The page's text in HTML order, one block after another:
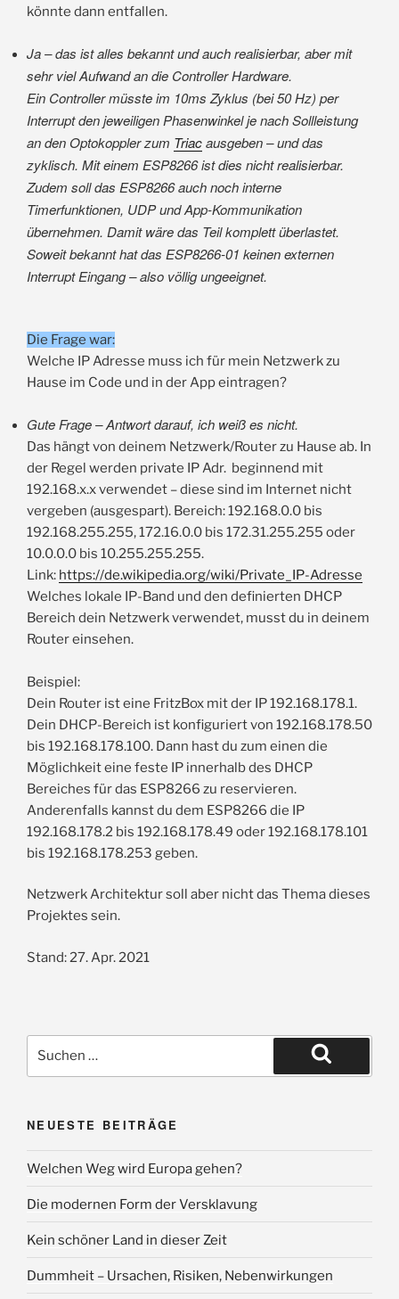
könnte dann entfallen.
Ja – das ist alles bekannt und auch realisierbar, aber mit
sehr viel Aufwand an die Controller Hardware.
Ein Controller müsste im 10ms Zyklus (bei 50 Hz) per
Interrupt den jeweiligen Phasenwinkel je nach Sollleistung
an den Optokoppler zum Triacausgeben – und das
zyklisch. Mit einem ESP8266 ist dies nicht realisierbar.
Zudem soll das ESP8266 auch noch interne
Timerfunktionen, UDP und App-Kommunikation
übernehmen. Damit wäre das Teil komplett überlastet.
Soweit bekannt hat das ESP8266-01 keinen externen
Interrupt Eingang – also völlig ungeeignet.
Die Frage war:
Welche IP Adresse muss ich für mein Netzwerk zu
Hause im Code und in der App eintragen?
Gute Frage – Antwort darauf, ich weiß es nicht.
Das hängt von deinem Netzwerk/Router zu Hause ab. In
der Regel werden private IP Adr. beginnend mit
192.168.x.x verwendet – diese sind im Internet nicht
vergeben (ausgespart). Bereich: 192.168.0.0 bis
192.168.255.255, 172.16.0.0 bis 172.31.255.255 oder
10.0.0.0 bis 10.255.255.255.
Link: https://de.wikipedia.org/wiki/Private_IP-Adresse
Welches lokale IP-Band und den definierten DHCP
Bereich dein Netzwerk verwendet, musst du in deinem
Router einsehen.
Beispiel:
Dein Router ist eine FritzBox mit der IP 192.168.178.1.
Dein DHCP-Bereich ist konfiguriert von 192.168.178.50
bis 192.168.178.100. Dann hast du zum einen die
Möglichkeit eine feste IP innerhalb des DHCP
Bereiches für das ESP8266 zu reservieren.
Anderenfalls kannst du dem ESP8266 die IP
192.168.178.2 bis 192.168.178.49 oder 192.168.178.101
bis 192.168.178.253 geben.
Netzwerk Architektur soll aber nicht das Thema dieses
Projektes sein.
Stand: 27. Apr. 2021
Suche
nach:
Suchen
NEUESTE BEITRÄGE
Welchen Weg wird Europa gehen?
Die modernen Form der Versklavung
Kein schöner Land in dieser Zeit
Dummheit – Ursachen, Risiken, Nebenwirkungen